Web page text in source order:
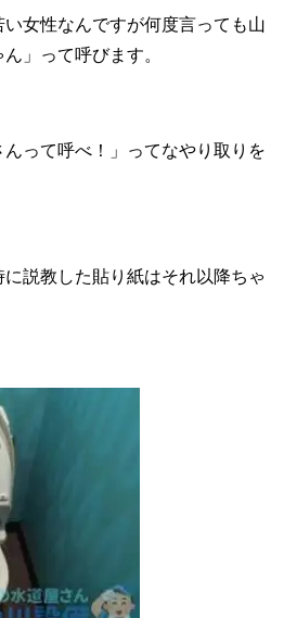
女性なんですが何度言っても山
」って呼びます。
って呼べ！」ってなやり取りを
説教した貼り紙はそれ以降ちゃ